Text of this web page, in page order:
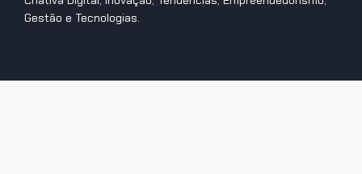
Gestão e Tecnologias.